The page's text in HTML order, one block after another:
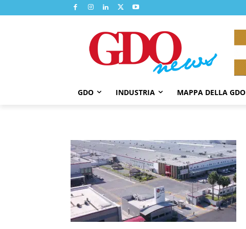
GDO INDUSTRIA MAPPA DELLA GDO